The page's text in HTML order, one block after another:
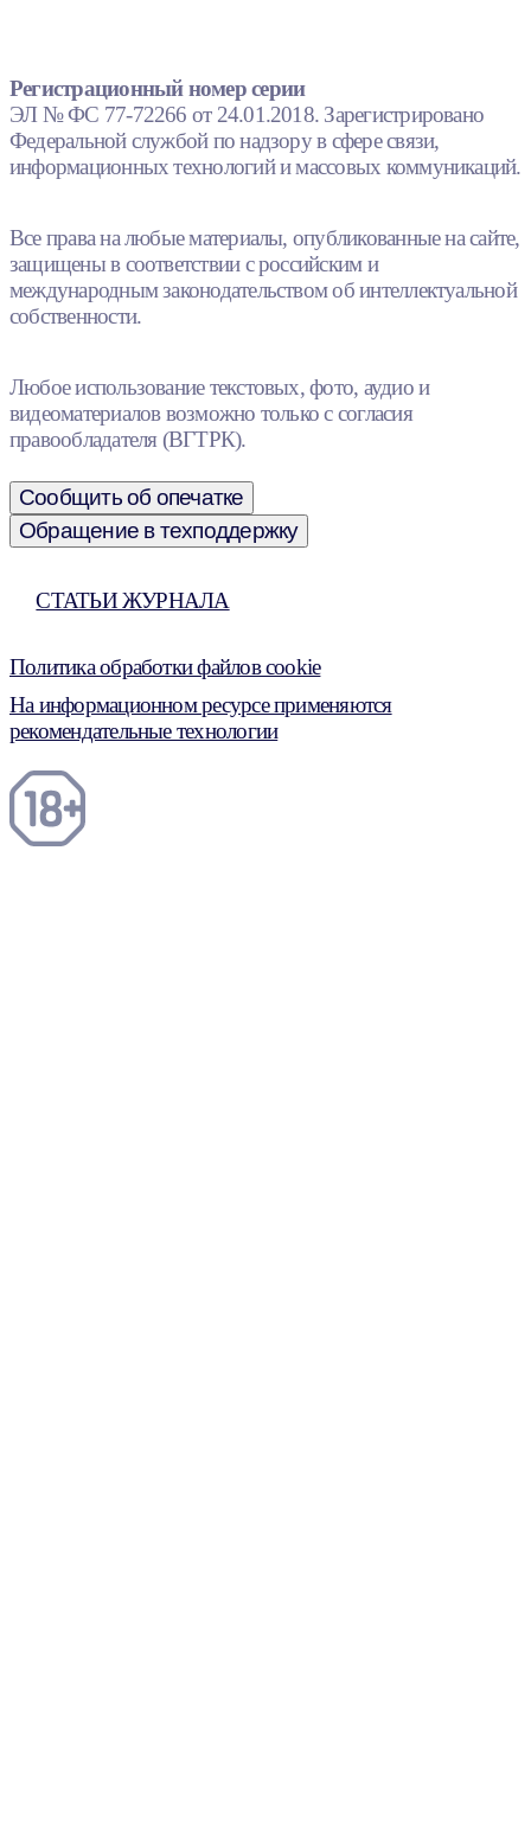
Регистрационный номер серии
ЭЛ № ФС 77-72266 от 24.01.2018. Зарегистрировано
Федеральной службой по надзору в сфере связи,
информационных технологий и массовых коммуникаций.
Все права на любые материалы, опубликованные на сайте,
защищены в соответствии с российским и
международным законодательством об интеллектуальной
собственности.
Любое использование текстовых, фото, аудио и
видеоматериалов возможно только с согласия
правообладателя (ВГТРК).
Сообщить об опечатке
Обращение в техподдержку
СТАТЬИ ЖУРНАЛА
Политика обработки файлов cookie
На информационном ресурсе применяются
рекомендательные технологии